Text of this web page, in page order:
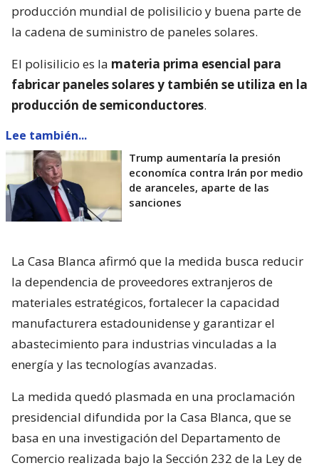
producción mundial de polisilicio y buena parte de
la cadena de suministro de paneles solares.
El polisilicio es la materia prima esencial para
fabricar paneles solares y también se utiliza en la
producción de semiconductores.
Lee también...
Trump aumentaría la presión
economíca contra Irán por medio
de aranceles, aparte de las
sanciones
La Casa Blanca afirmó que la medida busca reducir
la dependencia de proveedores extranjeros de
materiales estratégicos, fortalecer la capacidad
manufacturera estadounidense y garantizar el
abastecimiento para industrias vinculadas a la
energía y las tecnologías avanzadas.
La medida quedó plasmada en una proclamación
presidencial difundida por la Casa Blanca, que se
basa en una investigación del Departamento de
Comercio realizada bajo la Sección 232 de la Ley de